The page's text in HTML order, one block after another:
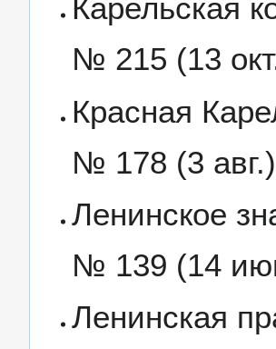
Карельская
№ 215 (13
Красная
№ 178 (3 авг.)
Ленинское
№ 139 (14
Ленинская